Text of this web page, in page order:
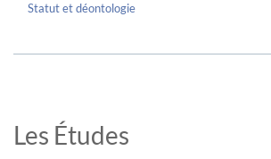
Statut et déontologie
Les Études